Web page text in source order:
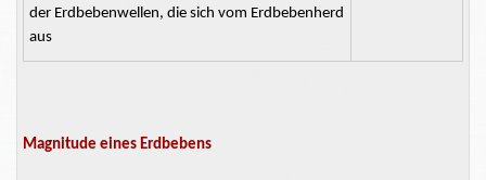
der Erdbebenwellen, die sich vom Erdbebenherd
aus
Magnitude eines Erdbebens